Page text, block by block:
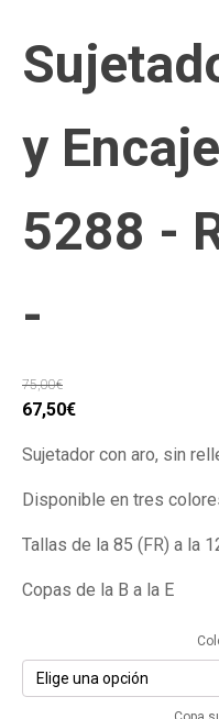
y
5288 -
-
75,00€
El
original
era:
67,50€El
actual
es:
Sujetador con aro, sin
Disponible en tres
Tallas de la 85 (FR) a la
Copas de la B a la E